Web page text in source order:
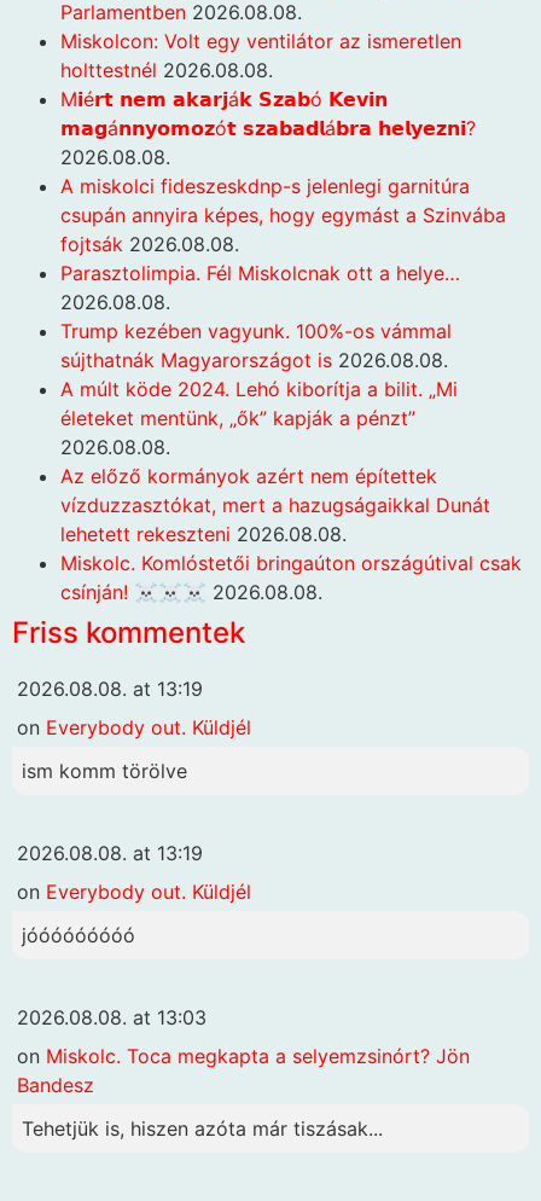
Parlamentben 2026.08.08.
Miskolcon: Volt egy ventilátor az ismeretlen
holttestnél 2026.08.08.
M𝗶é𝗿𝘁 𝗻𝗲𝗺 𝗮𝗸𝗮𝗿𝗷á𝗸 𝗦𝘇𝗮𝗯ó 𝗞𝗲𝘃𝗶𝗻
𝗺𝗮𝗴á𝗻𝗻𝘆𝗼𝗺𝗼𝘇ó𝘁 𝘀𝘇𝗮𝗯𝗮𝗱𝗹á𝗯𝗿𝗮 𝗵𝗲𝗹𝘆𝗲𝘇𝗻𝗶?
2026.08.08.
A miskolci fideszeskdnp-s jelenlegi garnitúra
csupán annyira képes, hogy egymást a Szinvába
fojtsák 2026.08.08.
Parasztolimpia. Fél Miskolcnak ott a helye…
2026.08.08.
Trump kezében vagyunk. 100%-os vámmal
sújthatnák Magyarországot is 2026.08.08.
A múlt köde 2024. Lehó kiborítja a bilit. „Mi
életeket mentünk, „ők” kapják a pénzt”
2026.08.08.
Az előző kormányok azért nem építettek
vízduzzasztókat, mert a hazugságaikkal Dunát
lehetett rekeszteni 2026.08.08.
Miskolc. Komlóstetői bringaúton országútival csak
csínján! ☠️☠️☠️ 2026.08.08.
Friss kommentek
2026.08.08. at 13:19
on Everybody out. Küldjél
ism komm törölve
2026.08.08. at 13:19
on Everybody out. Küldjél
jóóóóóóóóó
2026.08.08. at 13:03
on Miskolc. Toca megkapta a selyemzsinórt? Jön
Bandesz
Tehetjük is, hiszen azóta már tiszásak...